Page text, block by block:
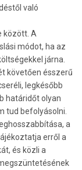
való
között. A
módot, ha az
járna.
követően ésszerű
legkésőbb
határidőt olyan
tud befolyásolni.
a
erről a
és közli a